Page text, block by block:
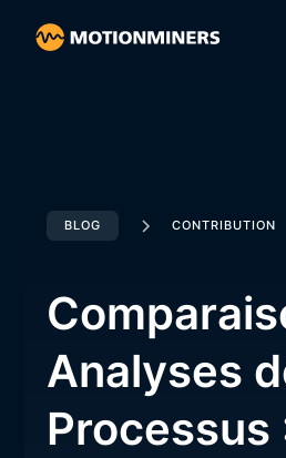
BLOG CONTRIBUTION
Analyses
Processus